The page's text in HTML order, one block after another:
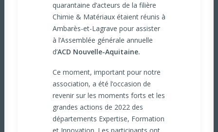
quarantaine d’acteurs de la filière
Chimie & Matériaux étaient réunis à
Ambarès-et-Lagrave pour assister
à l’Assemblée générale annuelle
d’ACD Nouvelle-Aquitaine.
Ce moment, important pour notre
association, a été l’occasion de
revenir sur les moments forts et les
grandes actions de 2022 des
départements Expertise, Formation